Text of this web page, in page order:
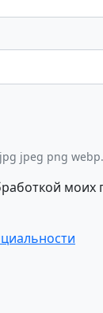
jpeg png webp.
моих